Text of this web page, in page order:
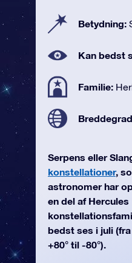
Betydning:
Kan bedst
Familie:
Serpens eller
konstellationer,
astronomer har
en del af Hercules
bedst ses i juli
+80° til -80°).